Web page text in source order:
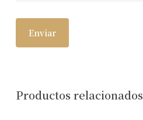
Productos relacionados